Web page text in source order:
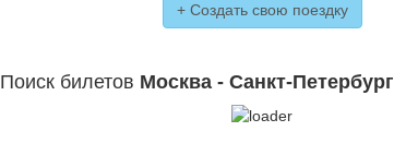
+ Создать свою поездку
Поиск билетов Москва - Санкт-Петербург